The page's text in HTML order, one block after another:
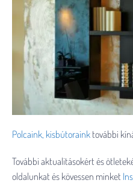
Polcaink, kisbútoraink további
További aktualitásokért és
oldalunkat és kövessen minket